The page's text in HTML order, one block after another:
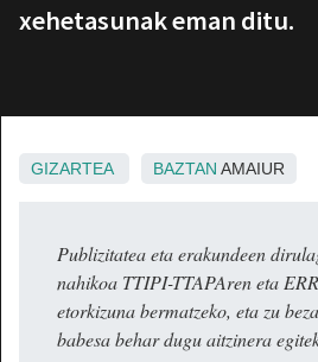
xehetasunak eman ditu.
GIZARTEA BAZTAN AMAIUR
Publizitatea eta erakundeen
nahikoa TTIPI-TTAPAren eta
etorkizuna bermatzeko, eta zu
babesa behar dugu aitzinera